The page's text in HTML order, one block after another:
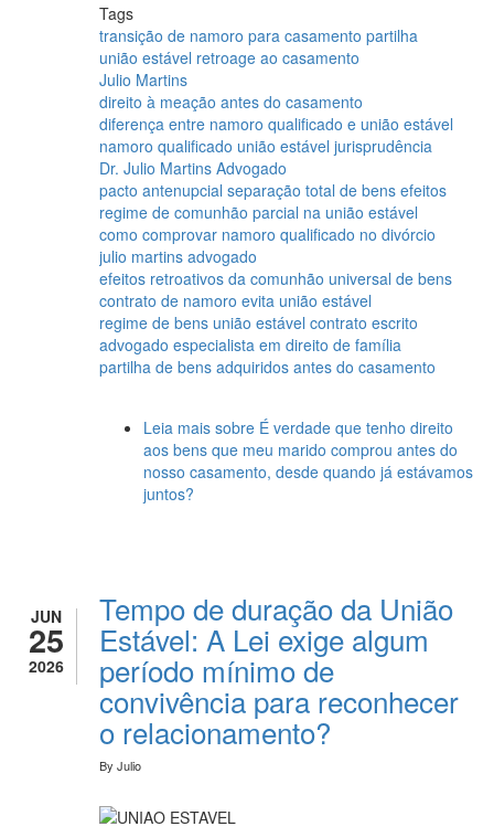
Tags
transição de namoro para casamento partilha
união estável retroage ao casamento
Julio Martins
direito à meação antes do casamento
diferença entre namoro qualificado e união estável
namoro qualificado união estável jurisprudência
Dr. Julio Martins Advogado
pacto antenupcial separação total de bens efeitos
regime de comunhão parcial na união estável
como comprovar namoro qualificado no divórcio
julio martins advogado
efeitos retroativos da comunhão universal de bens
contrato de namoro evita união estável
regime de bens união estável contrato escrito
advogado especialista em direito de família
partilha de bens adquiridos antes do casamento
Leia mais sobre É verdade que tenho direito
aos bens que meu marido comprou antes do
nosso casamento, desde quando já estávamos
juntos?
JUN
25
2026
Tempo de duração da União
Estável: A Lei exige algum
período mínimo de
convivência para reconhecer
o relacionamento?
By Julio